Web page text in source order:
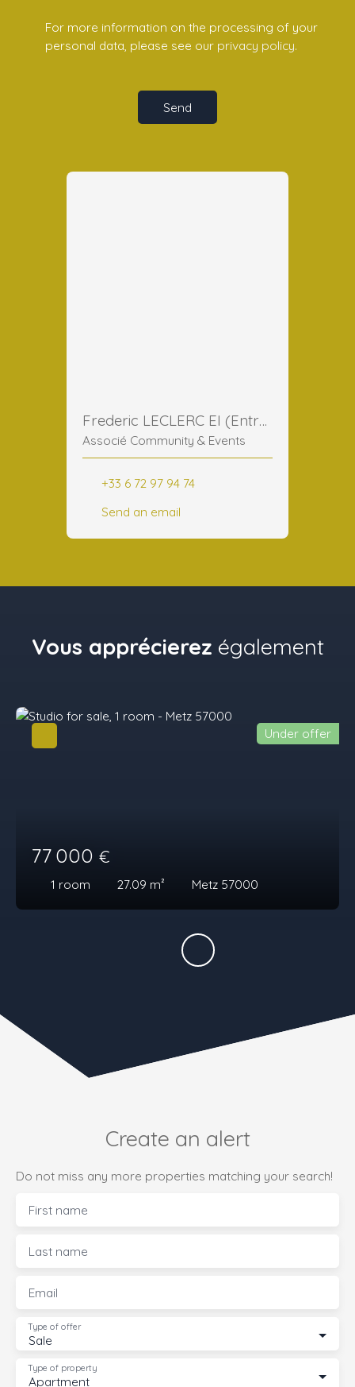
For more information on the processing of your
personal data, please see our privacy policy.
Send
Frederic LECLERC EI (Entreprise Individuelle)
Associé Community & Events
+33 6 72 97 94 74
Send an email
Vous apprécierez également
77 000 €
1 room 27.09 m² Metz 57000
Under offer
Create an alert
Do not miss any more properties matching your search!
First name
Last name
Email
Sale
Type of offer
Apartment
Type of property